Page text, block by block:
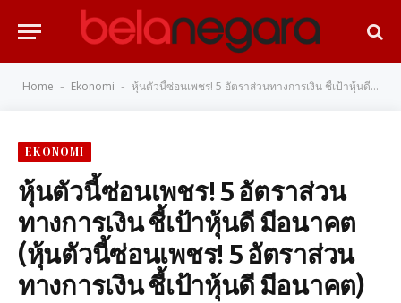
Home - Ekonomi - หุ้นตัวนี้ซ่อนเพชร! 5 อัตราส่วนทางการเงิน ชี้เป้าหุ้นดี มีอนาคต (หุ้นตัวนี้ซ่อนเพชร! 5 อัตราส่วนทางการเงิน ชี้เป้าหุ้นดี มีอนาคต)
EKONOMI
หุ้นตัวนี้ซ่อนเพชร! 5 อัตราส่วน
ทางการเงิน ชี้เป้าหุ้นดี มีอนาคต
(หุ้นตัวนี้ซ่อนเพชร! 5 อัตราส่วน
ทางการเงิน ชี้เป้าหุ้นดี มีอนาคต)